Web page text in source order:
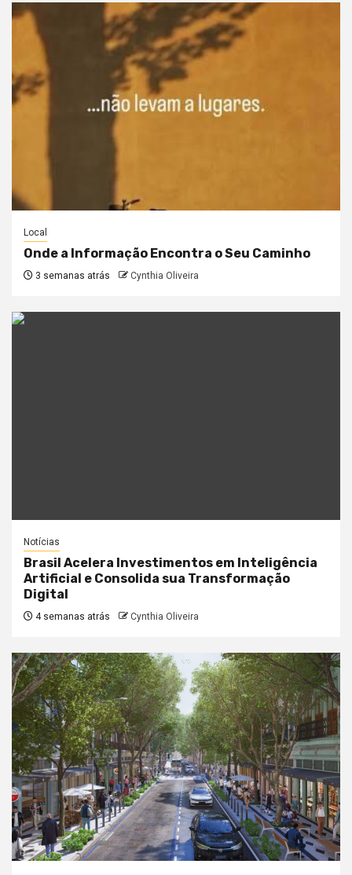
Local
Onde a Informação Encontra o Seu Caminho
3 semanas atrás Cynthia Oliveira
Notícias
Brasil Acelera Investimentos em Inteligência
Artificial e Consolida sua Transformação
Digital
4 semanas atrás Cynthia Oliveira